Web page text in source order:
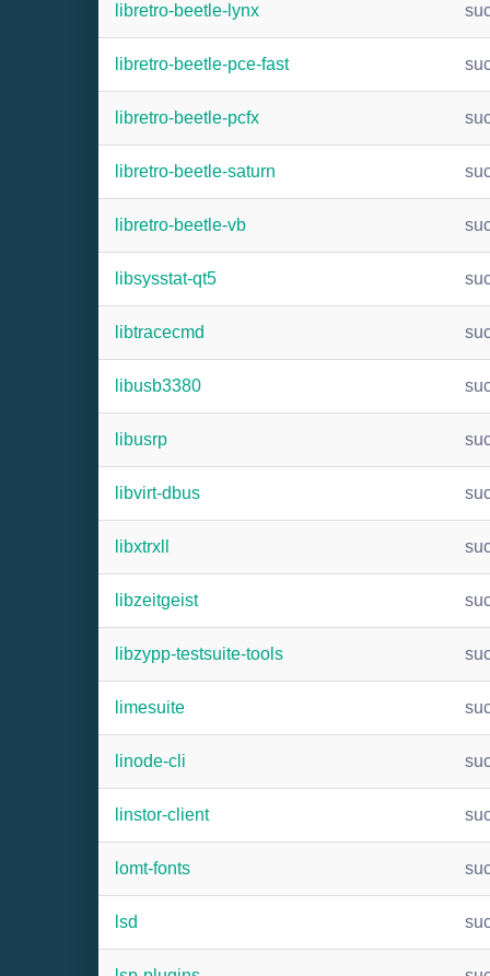
libretro-beetle-lynx
libretro-beetle-pce-fast
libretro-beetle-pcfx
libretro-beetle-saturn
libretro-beetle-vb
libsysstat-qt5
libtracecmd
libusb3380
libusrp
libvirt-dbus
libxtrxll
libzeitgeist
libzypp-testsuite-tools
limesuite
linode-cli
linstor-client
lomt-fonts
lsd